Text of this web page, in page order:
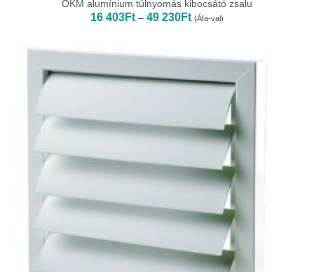
OKM alumínium túlnyomás kibocsátó zsalu
16 403Ft – 49 230FtÁrtartomány:
16
230Ft
(Áfa-val)